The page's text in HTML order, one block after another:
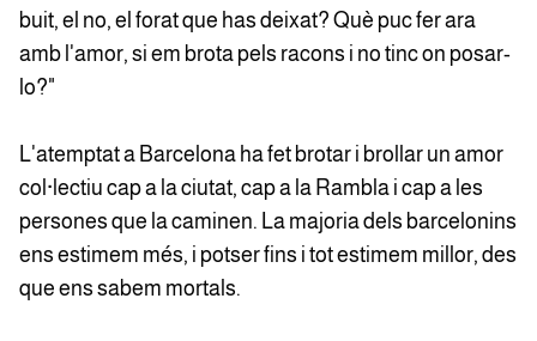
buit, el no, el forat que has deixat? Què puc fer ara
amb l'amor, si em brota pels racons i no tinc on posar-
lo?"
L'atemptat a Barcelona ha fet brotar i brollar un amor
col·lectiu cap a la ciutat, cap a la Rambla i cap a les
persones que la caminen. La majoria dels barcelonins
ens estimem més, i potser fins i tot estimem millor, des
que ens sabem mortals.